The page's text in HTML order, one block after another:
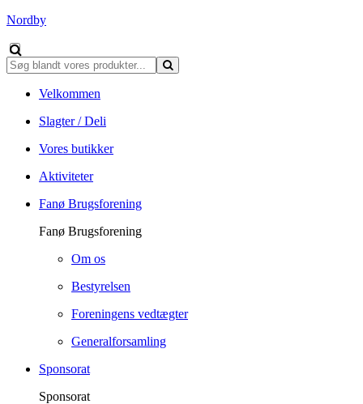
Nordby
Velkommen
Slagter / Deli
Vores butikker
Aktiviteter
Fanø Brugsforening
Fanø Brugsforening
Om os
Bestyrelsen
Foreningens vedtægter
Generalforsamling
Sponsorat
Sponsorat